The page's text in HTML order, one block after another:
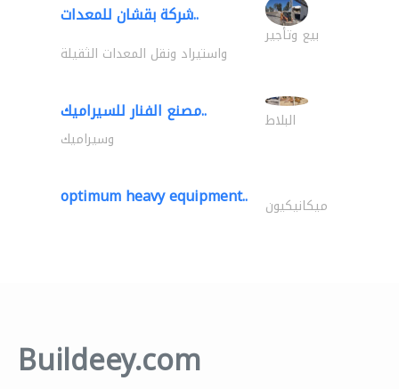
شركة بقشان للمعدات..
بيع وتأجير
واستيراد ونقل المعدات الثقيلة
مصنع الفنار للسيراميك.. البلاط
وسيراميك
optimum heavy equipment.. ميكانيكيون
Buildeey.com